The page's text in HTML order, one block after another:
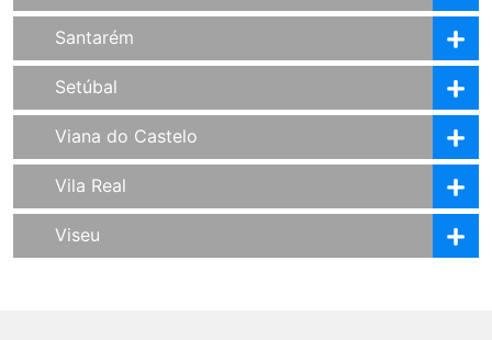
Santarém
Setúbal
Viana do Castelo
Vila Real
Viseu